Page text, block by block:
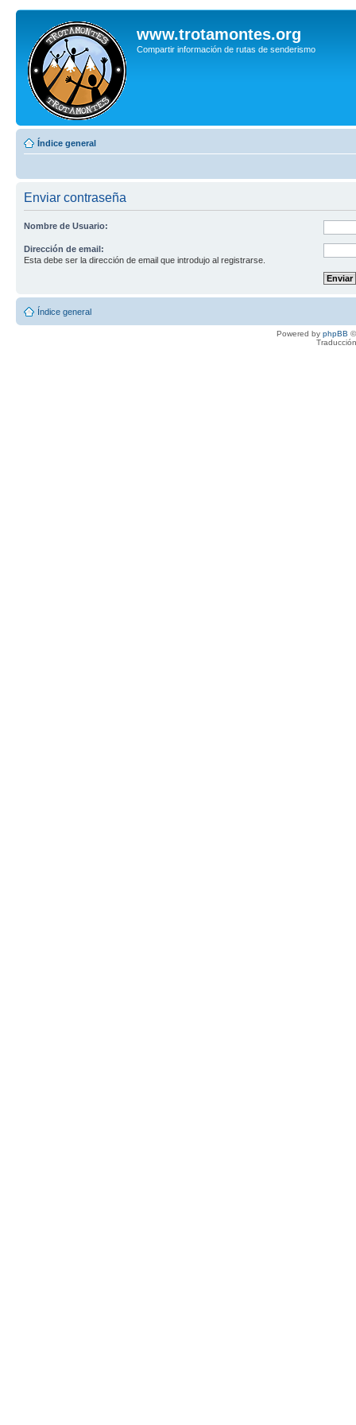
www.trotamontes.org
Compartir información de rutas de senderismo
Índice general
Enviar contraseña
Nombre de Usuario:
Dirección de email:
Esta debe ser la dirección de email que introdujo al registrarse.
Índice general
Powered by phpBB